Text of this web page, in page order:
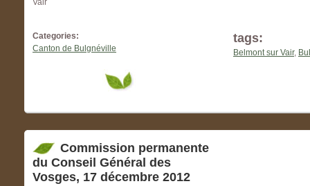
Vair
Categories:
Canton de Bulgnéville
tags:
Belmont sur Vair,
Commission permanente
du Conseil Général des
Vosges, 17 décembre 2012